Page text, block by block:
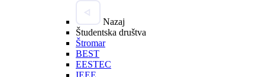
Nazaj
Študentska društva
Štromar
BEST
EESTEC
IEEE